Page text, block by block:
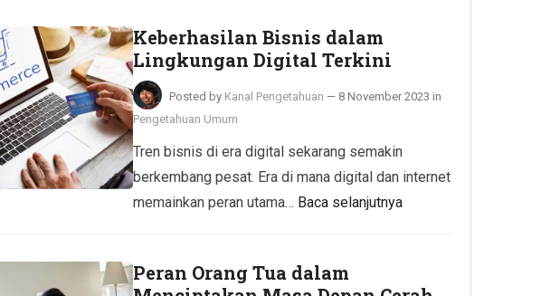
Keberhasilan Bisnis dalam
Lingkungan Digital Terkini
Posted by Kanal Pengetahuan — 8 November 2023 in
Pengetahuan Umum
Tren bisnis di era digital sekarang semakin
berkembang pesat. Era di mana digital dan internet
memainkan peran utama… Baca selanjutnya
Peran Orang Tua dalam